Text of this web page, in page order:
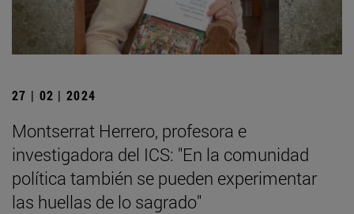
27 | 02 | 2024
Montserrat Herrero, profesora e
investigadora del ICS: "En la comunidad
política también se pueden experimentar
las huellas de lo sagrado"